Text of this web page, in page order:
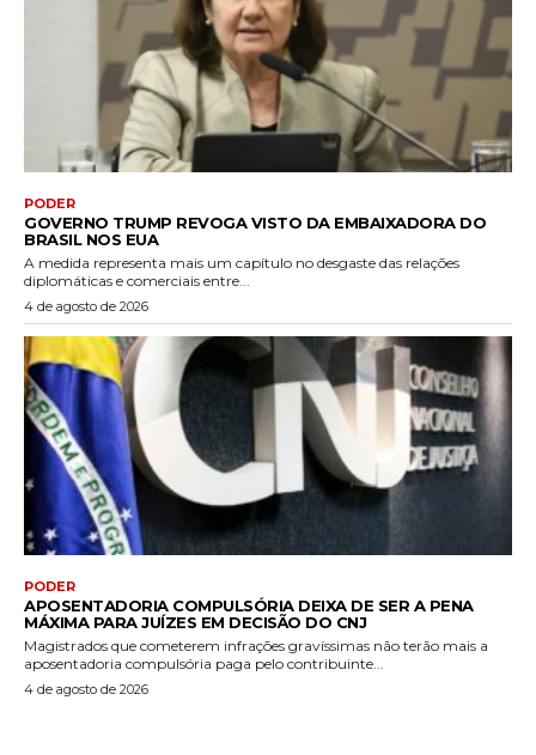
PODER
GOVERNO TRUMP REVOGA VISTO DA EMBAIXADORA DO
BRASIL NOS EUA
A medida representa mais um capítulo no desgaste das relações
diplomáticas e comerciais entre...
4 de agosto de 2026
PODER
APOSENTADORIA COMPULSÓRIA DEIXA DE SER A PENA
MÁXIMA PARA JUÍZES EM DECISÃO DO CNJ
Magistrados que cometerem infrações gravíssimas não terão mais a
aposentadoria compulsória paga pelo contribuinte...
4 de agosto de 2026